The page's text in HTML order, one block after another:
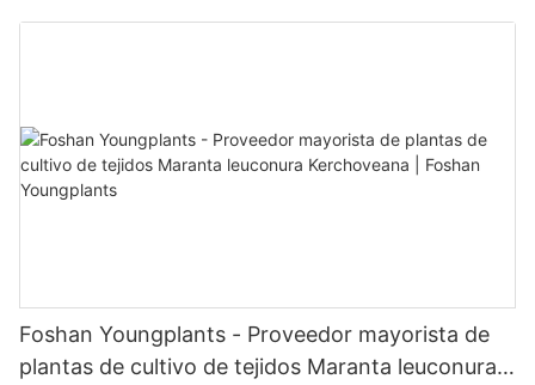
cultivadores | Foshan Youngplants
Foshan Youngplants - Proveedor mayorista de
plantas de cultivo de tejidos Maranta leuconura